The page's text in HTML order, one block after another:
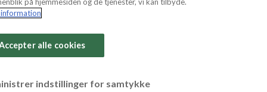
på hjemmesiden og de tjenester, vi kan tilbyde.
alle cookies
indstillinger for samtykke